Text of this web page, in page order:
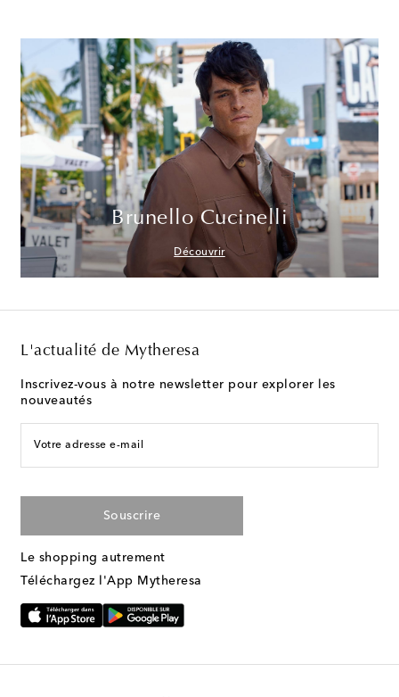
Brunello Cucinelli
Découvrir
L'actualité de Mytheresa
Inscrivez-vous à notre newsletter pour explorer les
nouveautés
Votre adresse e-mail
Souscrire
Le shopping autrement
Téléchargez l'App Mytheresa